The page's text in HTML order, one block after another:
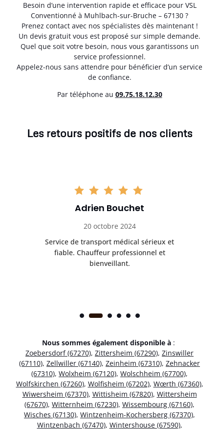
Besoin d’une intervention rapide et efficace pour VSL
Conventionné à Muhlbach-sur-Bruche – 67130 ?
Prenez contact avec nos spécialistes dès maintenant !
Un devis gratuit vous est proposé sur simple demande.
Quel que soit votre besoin, nous vous garantissons un
service professionnel.
Appelez-nous sans attendre pour bénéficier d’un service
de confiance.
Par téléphone au 09.75.18.12.30
Les retours positifs de nos clients
Adrien Bouchet
20 octobre 2024
Service de transport médical sérieux et
fiable. Chauffeur professionnel et
bienveillant.
Nous sommes également disponible à :
Zoebersdorf (67270), Zittersheim (67290), Zinswiller
(67110), Zellwiller (67140), Zeinheim (67310), Zehnacker
(67310), Wolxheim (67120), Wolschheim (67700),
Wolfskirchen (67260), Wolfisheim (67202), Wœrth (67360),
Wiwersheim (67370), Wittisheim (67820), Wittersheim
(67670), Witternheim (67230), Wissembourg (67160),
Wisches (67130), Wintzenheim-Kochersberg (67370),
Wintzenbach (67470), Wintershouse (67590),